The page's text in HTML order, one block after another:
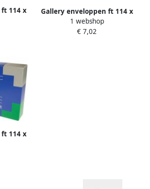
114 x
rechts
50
Gallery enveloppen ft 114 x
229 mm met venster rechts
stripsluiting doos van 50
1 webshop
€ 7,02
114 x
doos